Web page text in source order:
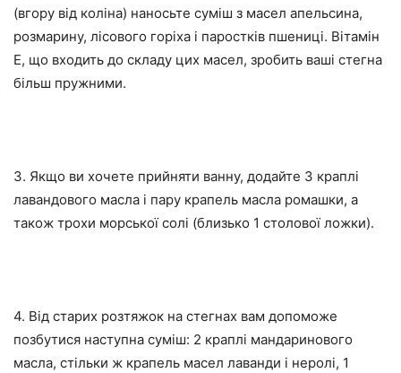
(вгору від коліна) наносьте суміш з масел апельсина,
розмарину, лісового горіха і паростків пшениці. Вітамін
E, що входить до складу цих масел, зробить ваші стегна
більш пружними.
3. Якщо ви хочете прийняти ванну, додайте 3 краплі
лавандового масла і пару крапель масла ромашки, а
також трохи морської солі (близько 1 столової ложки).
4. Від старих розтяжок на стегнах вам допоможе
позбутися наступна суміш: 2 краплі мандаринового
масла, стільки ж крапель масел лаванди і неролі, 1